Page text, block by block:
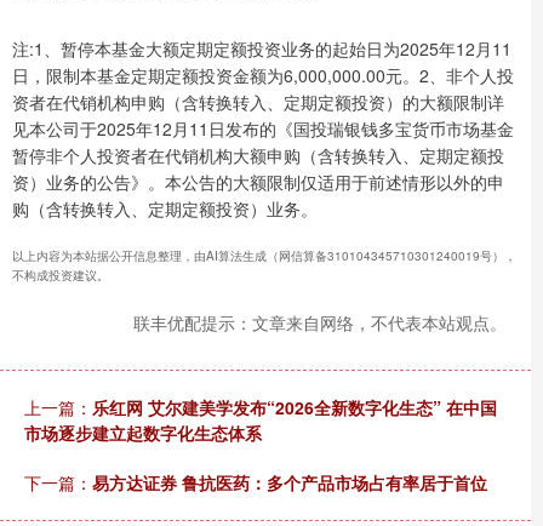
注:1、暂停本基金大额定期定额投资业务的起始日为2025年12月11
日，限制本基金定期定额投资金额为6,000,000.00元。2、非个人投
资者在代销机构申购（含转换转入、定期定额投资）的大额限制详
见本公司于2025年12月11日发布的《国投瑞银钱多宝货币市场基金
暂停非个人投资者在代销机构大额申购（含转换转入、定期定额投
资）业务的公告》。本公告的大额限制仅适用于前述情形以外的申
购（含转换转入、定期定额投资）业务。
以上内容为本站据公开信息整理，由AI算法生成（网信算备310104345710301240019号），
不构成投资建议。
联丰优配提示：文章来自网络，不代表本站观点。
上一篇： 乐红网 艾尔建美学发布“2026全新数字化生态” 在中国
市场逐步建立起数字化生态体系
下一篇： 易方达证券 鲁抗医药：多个产品市场占有率居于首位